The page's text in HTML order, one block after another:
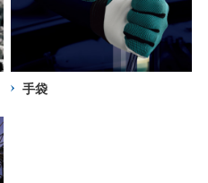
手袋